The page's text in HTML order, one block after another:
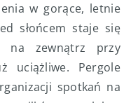
w gorące, letnie
słońcem staje się
na zewnątrz przy
uciążliwe. Pergole
spotkań na